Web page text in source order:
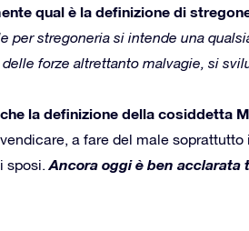
qual è la definizione di
per stregoneria si intende una
delle forze altrettanto malvagie, si
la definizione della cosiddetta
a fare del male
sposi.Ancora oggi è ben acclarata